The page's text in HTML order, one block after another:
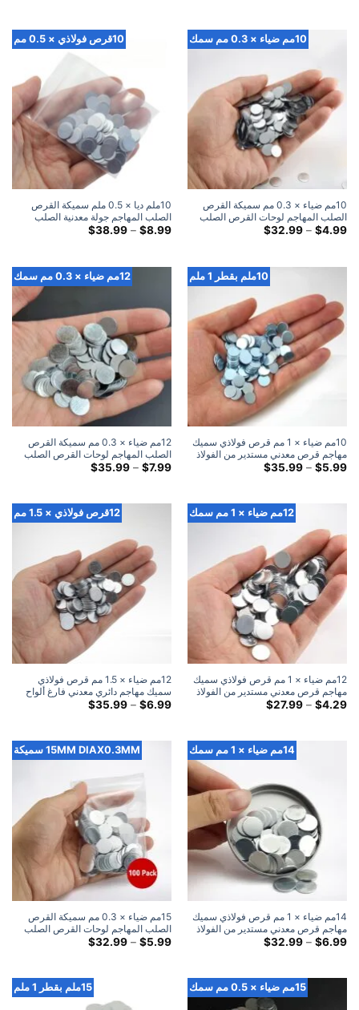
$21.99
$28.99
10مم ضياء × 0.3 مم سمك
10مم ضياء × 0.3 مم سميكة القرص
الصلب المهاجم لوحات القرص الصلب
المعدنية المستديرة
$4.99
–
$32.99 النطاق
$32.99
10قرص فولاذي × 0.5 مم
10ملم ديا × 0.5 ملم سميكة القرص
الصلب المهاجم جولة معدنية الصلب
لوحات الضرب القرص
$8.99
–
$38.99 النطاق
$38.99
10ملم بقطر 1 ملم
10مم ضياء × 1 مم قرص فولاذي سميك
مهاجم قرص معدني مستدير من الفولاذ
$5.99
–
$35.99 النطاق
$35.99
12مم ضياء × 0.3 مم سمك
12مم ضياء × 0.3 مم سميكة القرص
الصلب المهاجم لوحات القرص الصلب
المعدنية المستديرة
$7.99
–
$35.99 النطاق
12مم ضياء × 1 مم سمك
12مم ضياء × 1 مم قرص فولاذي سميك
مهاجم قرص معدني مستدير من الفولاذ
$4.29
–
$27.99 النطاق
$27.99
12قرص فولاذي × 1.5 مم
12مم ضياء × 1.5 مم قرص فولاذي
سميك مهاجم دائري معدني فارغ ألواح
فولاذية$6.99
–
$35.99 النطاق
$35.99
14مم ضياء × 1 مم سمك
14مم ضياء × 1 مم قرص فولاذي سميك
مهاجم قرص معدني مستدير من الفولاذ
$6.99
–
$32.99 النطاق
$32.99
15MM DIAX0.3MM سميكة
15مم ضياء × 0.3 مم سميكة القرص
الصلب المهاجم لوحات القرص الصلب
المعدنية المستديرة
$5.99
–
$32.99 النطاق
$32.99
15مم ضياء × 0.5 مم سمك 15ملم بقطر 1 ملم